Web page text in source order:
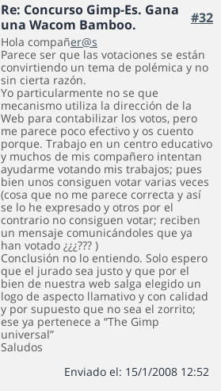
Re: Concurso Gimp-Es. Gana
una Wacom Bamboo.
#32
Hola compañer@s
Parece ser que las votaciones se están
convirtiendo un tema de polémica y no
sin cierta razón.
Yo particularmente no se que
mecanismo utiliza la dirección de la
Web para contabilizar los votos, pero
me parece poco efectivo y os cuento
porque. Trabajo en un centro educativo
y muchos de mis compañero intentan
ayudarme votando mis trabajos; pues
bien unos consiguen votar varias veces
(cosa que no me parece correcta y así
se lo he expresado y otros por el
contrario no consiguen votar; reciben
un mensaje comunicándoles que ya
han votado ¿¿¿??? )
Conclusión no lo entiendo. Solo espero
que el jurado sea justo y que por el
bien de nuestra web salga elegido un
logo de aspecto llamativo y con calidad
y por supuesto que no sea el zorrito;
ese ya pertenece a “The Gimp
universal”
Saludos
Enviado el: 15/1/2008 12:52